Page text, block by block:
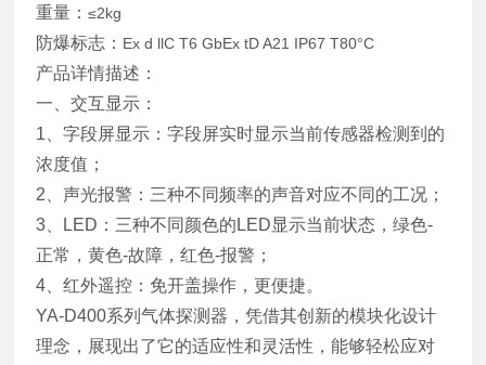
重量：≤2kg
防爆标志： Ex d llC T6 GbEx tD A21 IP67 T80°C
产品详情描述：
一、交互显示：
1、字段屏显示：字段屏实时显示当前传感器检测到的
浓度值；
2、声光报警：三种不同频率的声音对应不同的工况；
3、LED：三种不同颜色的LED显示当前状态，绿色-
正常，黄色-故障，红色-报警；
4、红外遥控：免开盖操作，更便捷。
YA-D400系列气体探测器，凭借其创新的模块化设计
理念，展现出了它的适应性和灵活性，能够轻松应对